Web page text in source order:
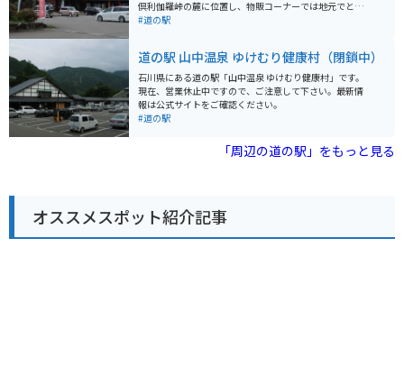
駐車場にバイク専用の駐車スペースがあります。 木場潟
は、自然と触れ合いながら、地元の美味しいものを楽し
倶利伽羅峠の麓に位置し、物販コーナーでは地元でとれ
た新鮮な野菜や特産品を販売しています。 レストランで
合、道の駅には広い駐車場が完備されているので安心で
す。倶利伽羅峠はワインディングロードとしても人気が
あり、周辺には「倶利伽羅不動寺」などの観光スポット
も点在しているので、ツーリングの拠点としても最適で
す。 特産品としては、霊峰白山の伏流水を使った「菊
旅の思い出にいかがでしょうか。
#道の駅
道の駅 山中温泉 ゆけむり健康村（閉鎖中）
石川県にある道の駅「山中温泉 ゆけむり健康村」です。
現在、営業休止中ですので、ご注意して下さい。最新情
報は公式サイトをご確認ください。
#道の駅
「周辺の道の駅」をもっと見る
オススメスポット紹介記事